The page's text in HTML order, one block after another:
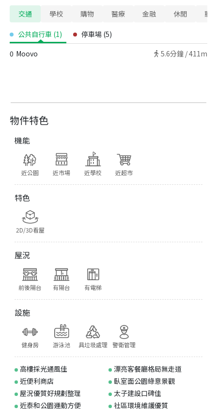
物件特色
機能
近公園 近市場 近學校 近超市
特色
2D/3D看屋
屋況
前後陽台 有陽台 有電梯
設施
健身房 游泳池 具垃圾處理 警衛管理
高樓採光通風佳
漂亮客餐廳格局無走道
近便利商店
臥室面公園綠意景觀
屋況優質好規劃整理
太子建設口碑佳
近泰和公園運動方便
社區環境維護優質
交通 學校 購物 醫療 金融 休閒 寵
公共自行車 (1) 停車場 (5)
0 Moovo 5.6分鐘 /411m